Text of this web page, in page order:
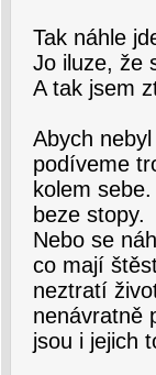
Tak náhle
Jo iluze, že
A tak jsem
Abych
podíveme
kolem
beze stopy.
Nebo se
co mají
neztratí
nenávratně
jsou i jejich